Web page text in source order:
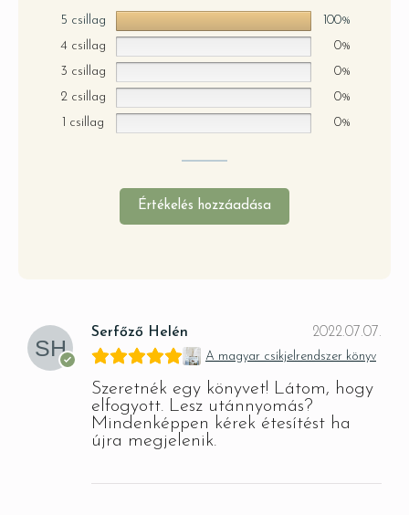
5 csillag
100%
4 csillag
0%
3 csillag
0%
2 csillag
0%
1 csillag
0%
Értékelés hozzáadása
Serfőző Helén 2022.07.07.
A magyar csíkjelrendszer könyv
Szeretnék egy könyvet! Látom, hogy
elfogyott. Lesz utánnyomás?
Mindenképpen kérek étesítést ha
újra megjelenik.